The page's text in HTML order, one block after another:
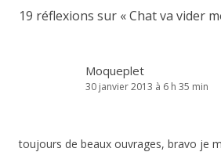
19 réflexions sur «Chat va vider
Moqueplet
30 janvier 2013 à 6 h 35 min
toujours de beaux ouvrages, bravo je